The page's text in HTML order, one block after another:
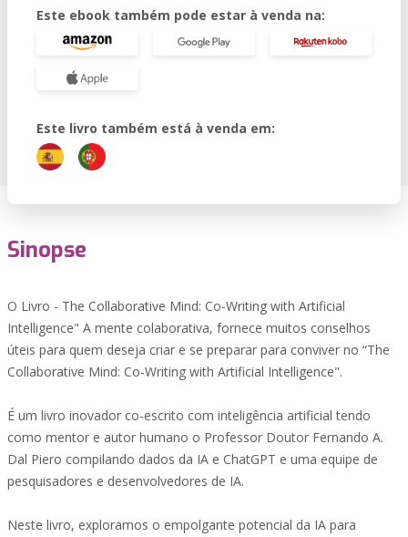
Este ebook também pode estar à venda na:
Este livro também está à venda em:
Sinopse
O Livro - The Collaborative Mind: Co-Writing with Artificial
Intelligence" A mente colaborativa, fornece muitos conselhos
úteis para quem deseja criar e se preparar para conviver no “The
Collaborative Mind: Co-Writing with Artificial Intelligence".
É um livro inovador co-escrito com inteligência artificial tendo
como mentor e autor humano o Professor Doutor Fernando A.
Dal Piero compilando dados da IA e ChatGPT e uma equipe de
pesquisadores e desenvolvedores de IA.
Neste livro, exploramos o empolgante potencial da IA para